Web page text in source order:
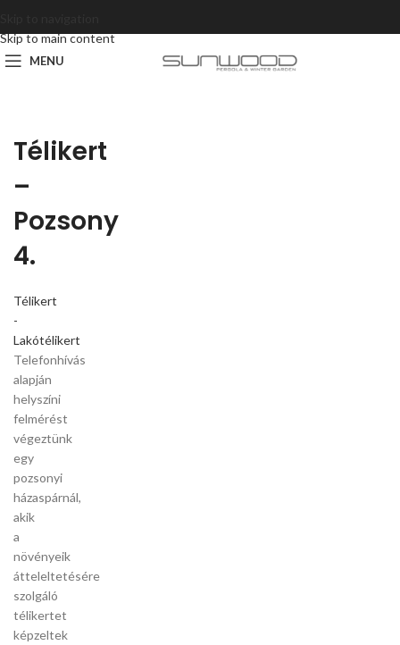
Skip to main content
MENU
Télikert
–
Pozsony
4.
Télikert
-
Lakótélikert
Telefonhívás
alapján
helyszíni
felmérést
végeztünk
egy
pozsonyi
házaspárnál,
akik
a
növényeik
átteleltetésére
szolgáló
télikertet
képzeltek